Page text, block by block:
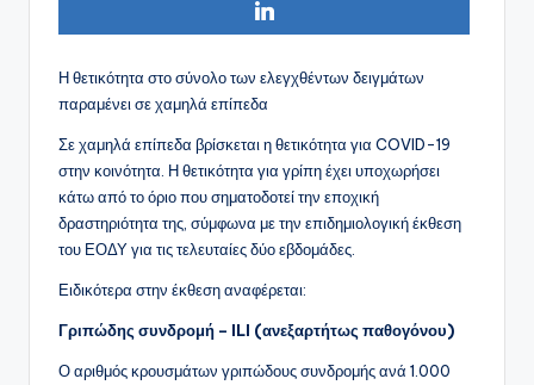
Η θετικότητα στο σύνολο των ελεγχθέντων δειγμάτων
παραμένει σε χαμηλά επίπεδα
Σε χαμηλά επίπεδα βρίσκεται η θετικότητα για COVID-19
στην κοινότητα. Η θετικότητα για γρίπη έχει υποχωρήσει
κάτω από το όριο που σηματοδοτεί την εποχική
δραστηριότητα της, σύμφωνα με την επιδημιολογική έκθεση
του ΕΟΔΥ για τις τελευταίες δύο εβδομάδες.
Ειδικότερα στην έκθεση αναφέρεται:
Γριπώδης συνδρομή – ILI (ανεξαρτήτως παθογόνου)
Ο αριθμός κρουσμάτων γριπώδους συνδρομής ανά 1.000